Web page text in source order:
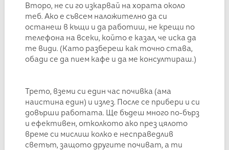
Второ, не си го изкарвай на хората около
теб. Ако е съвсем наложително да си
останеш в къщи и да работиш, не крещи по
телефона на всеки, който е казал, че иска да
те види. (Като разбереш как точно става,
обади се да пием кафе и да ме консултираш.)
Трето, вземи си един час почивка (ама
наистина един) и излез. После се прибери и си
довърши работата. Ще бъдеш много по-бърз
и ефективен, отколкото ако през цялото
време си мислиш колко е несправедлив
светът, защото другите почиват, а ти